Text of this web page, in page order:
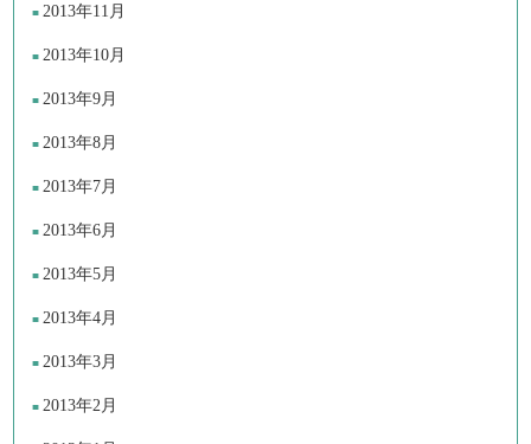
2013年11月
2013年10月
2013年9月
2013年8月
2013年7月
2013年6月
2013年5月
2013年4月
2013年3月
2013年2月